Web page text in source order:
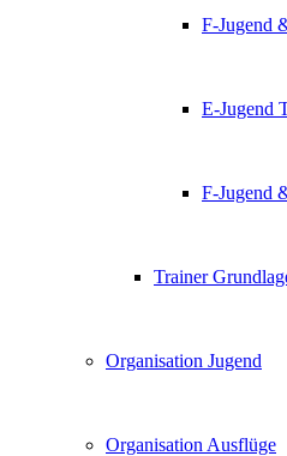
F-Jugend
E-Jugend
F-Jugend
Trainer
Organisation Jugend
Organisation Ausflüge